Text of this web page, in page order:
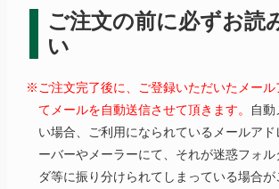
ご注文の前に必ずお読
い
※ご注文完了後に、ご登録いただいたメール
てメールを自動送信させて頂きます。
自
い場合、ご利用になられているメールア
ーバーやメーラーにて、それが迷惑フォ
ダ等に振り分けられてしまっている場合